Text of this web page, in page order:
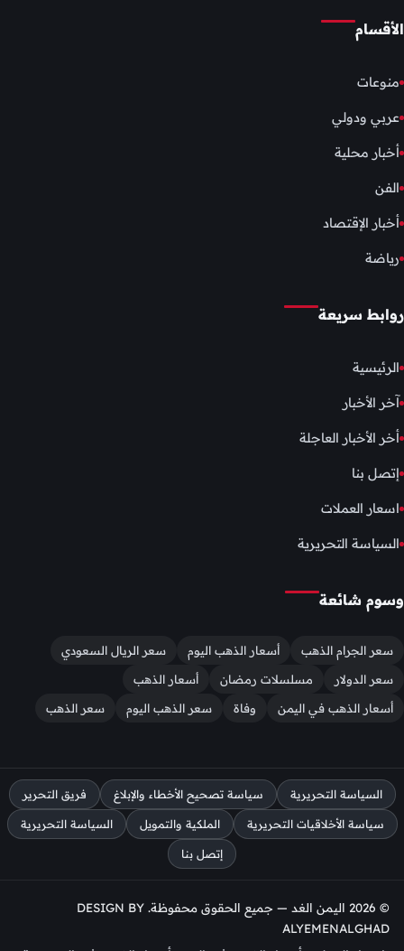
الأقسام
منوعات
عربي ودولي
أخبار محلية
الفن
أخبار الإقتصاد
رياضة
روابط سريعة
الرئيسية
آخر الأخبار
أخر الأخبار العاجلة
إتصل بنا
اسعار العملات
السياسة التحريرية
وسوم شائعة
سعر الجرام الذهب أسعار الذهب اليوم
سعر الريال السعودي
سعر الدولار
مسلسلات رمضان
أسعار الذهب
أسعار الذهب في اليمن
وفاة سعر الذهب اليوم سعر الذهب
السياسة التحريرية سياسة تصحيح الأخطاء والإبلاغ فريق التحرير
سياسة الأخلاقيات التحريرية الملكية والتمويل السياسة التحريرية
إتصل بنا
© 2026 اليمن الغد — جميع الحقوق محفوظة. DESIGN BY
ALYEMENALGHAD